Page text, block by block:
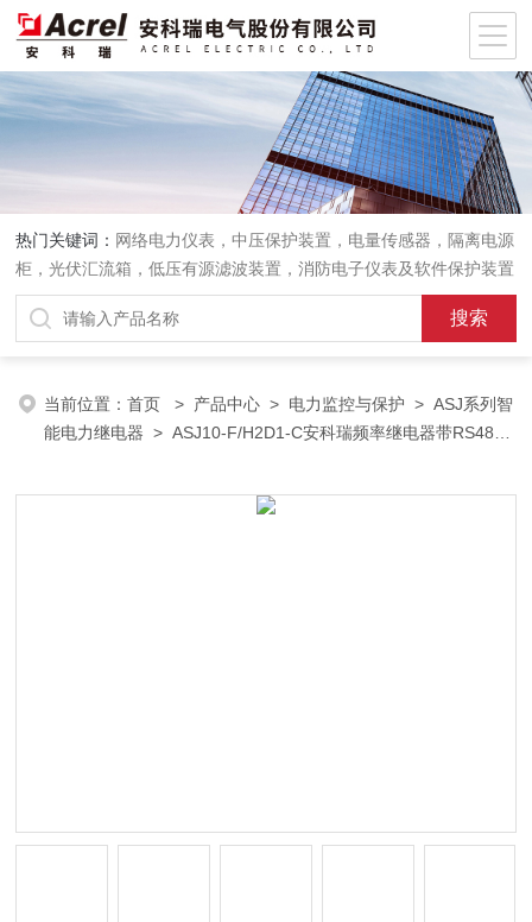
热门关键词： 网络电力仪表，中压保护装置，电量传感器，隔离电源
柜，光伏汇流箱，低压有源滤波装置，消防电子仪表及软件保护装置
当前位置：首页 > 产品中心 > 电力监控与保护 >ASJ系列智
能电力继电器 > ASJ10-F/H2D1-C安科瑞频率继电器带RS485